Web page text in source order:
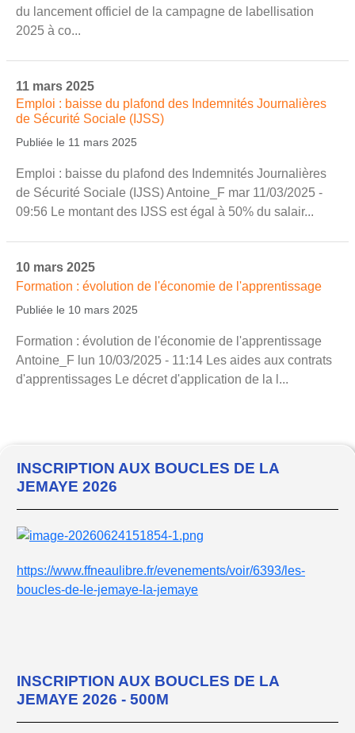
du lancement officiel de la campagne de labellisation
2025 à co...
11 mars 2025
Emploi : baisse du plafond des Indemnités Journalières
de Sécurité Sociale (IJSS)
Publiée le 11 mars 2025
Emploi : baisse du plafond des Indemnités Journalières
de Sécurité Sociale (IJSS) Antoine_F mar 11/03/2025 -
09:56 Le montant des IJSS est égal à 50% du salair...
10 mars 2025
Formation : évolution de l'économie de l'apprentissage
Publiée le 10 mars 2025
Formation : évolution de l'économie de l'apprentissage
Antoine_F lun 10/03/2025 - 11:14 Les aides aux contrats
d'apprentissages Le décret d'application de la l...
INSCRIPTION AUX BOUCLES DE LA
JEMAYE 2026
https://www.ffneaulibre.fr/evenements/voir/6393/les-
boucles-de-le-jemaye-la-jemaye
INSCRIPTION AUX BOUCLES DE LA
JEMAYE 2026 - 500M